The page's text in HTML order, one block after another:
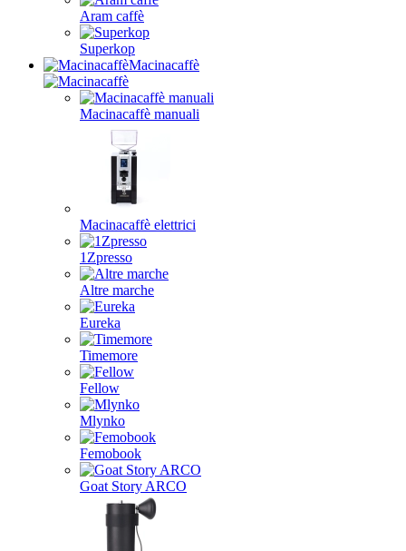
Aram caffè
Superkop
Macinacaffè
Macinacaffè manuali
Macinacaffè elettrici
1Zpresso
Altre marche
Eureka
Timemore
Fellow
Mlynko
Femobook
Goat Story ARCO